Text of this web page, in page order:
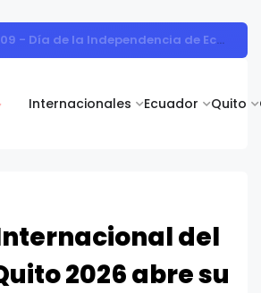
Internacionales Ecuador Quito
Vita Alimentos destaca el trabajo del campo como el primer paso hacia productos de excelencia.
del
2026 abre su